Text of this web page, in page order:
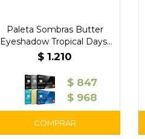
Paleta Sombras Butter
Eyeshadow Tropical Days-
Physicians
$ 1.210
$ 847
$ 968